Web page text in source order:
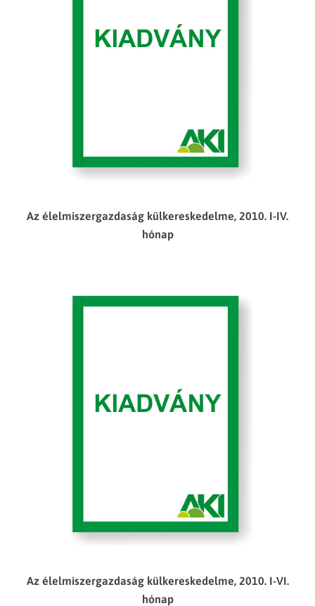
Az élelmiszergazdaság külkereskedelme, 2010. I-IV.
hónap
Az élelmiszergazdaság külkereskedelme, 2010. I-VI.
hónap